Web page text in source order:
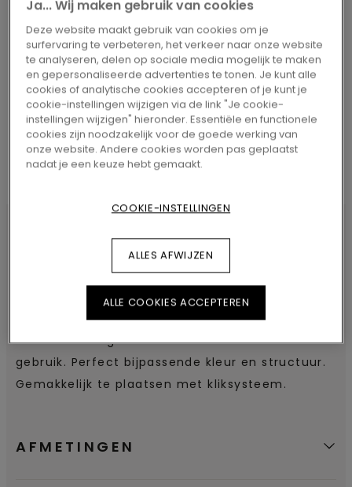
ZOEKEN
PRODUCTKENMERKEN
Stevige aluminium profielen met
laminaatoppervlak. Speciaal ontwikkeld voor
commercieel gebruik en zones voor intensief
gebruik. Perfect bijpassende kleur en structuur.
Gemakkelijk te plaatsen met kliksysteem.
AFMETINGEN
Ja... Wij maken gebruik van cookies
Deze website maakt gebruik van cookies om je
surfervaring te verbeteren, het verkeer naar onze website
te analyseren, delen op sociale media mogelijk te maken
en gepersonaliseerde advertenties te tonen. Je kunt alle
cookies of analytische cookies accepteren of je kunt je
cookie-instellingen wijzigen via de link "Je cookie-
instellingen wijzigen" hieronder. Essentiële en functionele
cookies zijn noodzakelijk voor de goede werking van
onze website. Andere cookies worden pas geplaatst
nadat je een keuze hebt gemaakt.
COOKIE-INSTELLINGEN
ALLES AFWIJZEN
ALLE COOKIES ACCEPTEREN